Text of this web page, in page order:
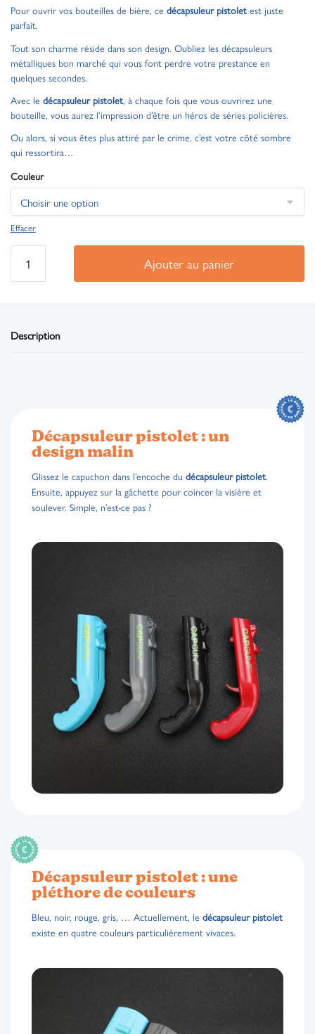
Pour ouvrir vos bouteilles de bière, ce décapsuleur pistolet est juste
parfait.
Tout son charme réside dans son design. Oubliez les décapsuleurs
métalliques bon marché qui vous font perdre votre prestance en
quelques secondes.
Avec le décapsuleur pistolet, à chaque fois que vous ouvrirez une
bouteille, vous aurez l’impression d’être un héros de séries policières.
Ou alors, si vous êtes plus attiré par le crime, c’est votre côté sombre
qui ressortira…
Couleur
Effacer
Ajouter au panier
Description
Décapsuleur pistolet : un
design malin
Glissez le capuchon dans l’encoche du décapsuleur pistolet.
Ensuite, appuyez sur la gâchette pour coincer la visière et
soulever. Simple, n’est-ce pas ?
Décapsuleur pistolet : une
pléthore de couleurs
Bleu, noir, rouge, gris, … Actuellement, le décapsuleur pistolet
existe en quatre couleurs particulièrement vivaces.